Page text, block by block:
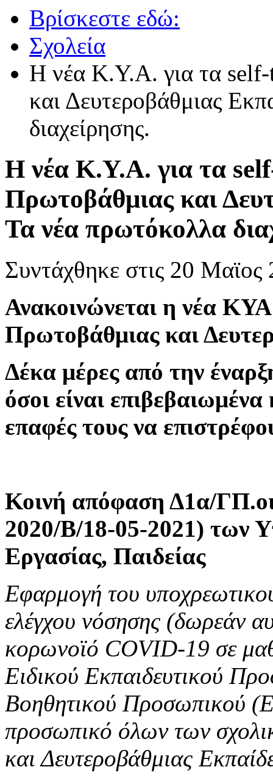
Βρίσκεστε εδώ:
Σχολεία
Η νέα Κ.Υ.Α. για τα self-
και Δευτεροβάθμιας
διαχείρησης.
Η νέα Κ.Υ.Α. για τα
Πρωτοβάθμιας και
Τα νέα πρωτόκολλα
Συντάχθηκε στις 20 Μαϊος
Ανακοινώνεται η νέα
Πρωτοβάθμιας και
Δέκα μέρες από την
όσοι είναι
επαφές τους να
Κοινή απόφαση Δ1α/
2020/Β/18-05-2021) των
Εργασίας, Παιδείας
Εφαρμογή του
ελέγχου νόσησης (δωρεάν
κορωνοϊό COVID-19 σε
Ειδικού Εκπαιδευτικού
Βοηθητικού Προσωπικού
προσωπικό όλων των
και Δευτεροβάθμιας